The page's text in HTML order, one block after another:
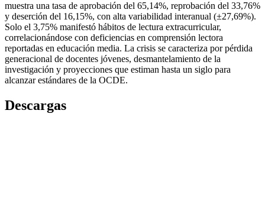
muestra una tasa de aprobación del 65,14%, reprobación del 33,76%
y deserción del 16,15%, con alta variabilidad interanual (±27,69%).
Solo el 3,75% manifestó hábitos de lectura extracurricular,
correlacionándose con deficiencias en comprensión lectora
reportadas en educación media. La crisis se caracteriza por pérdida
generacional de docentes jóvenes, desmantelamiento de la
investigación y proyecciones que estiman hasta un siglo para
alcanzar estándares de la OCDE.
Descargas